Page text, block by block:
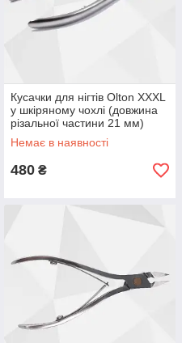
Кусачки для нігтів Olton XXXL
у шкіряному чохлі (довжина
різальної частини 21 мм)
Немає в наявності
480 ₴